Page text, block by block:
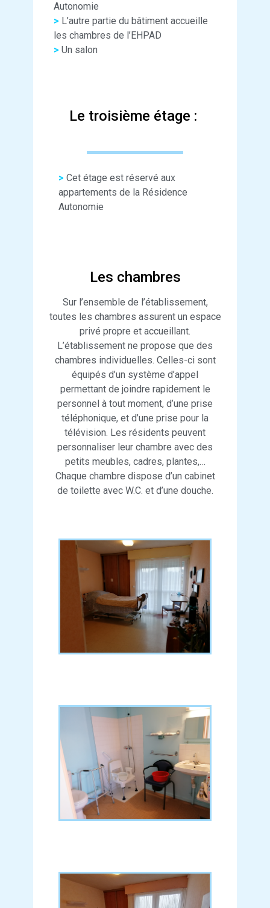
Autonomie
> L’autre partie du bâtiment accueille
les chambres de l’EHPAD
> Un salon
Le troisième étage :
> Cet étage est réservé aux
appartements de la Résidence
Autonomie
Les chambres
Sur l’ensemble de l’établissement,
toutes les chambres assurent un espace
privé propre et accueillant.
L’établissement ne propose que des
chambres individuelles. Celles-ci sont
équipés d’un système d’appel
permettant de joindre rapidement le
personnel à tout moment, d’une prise
téléphonique, et d’une prise pour la
télévision. Les résidents peuvent
personnaliser leur chambre avec des
petits meubles, cadres, plantes,…
Chaque chambre dispose d’un cabinet
de toilette avec W.C. et d’une douche.